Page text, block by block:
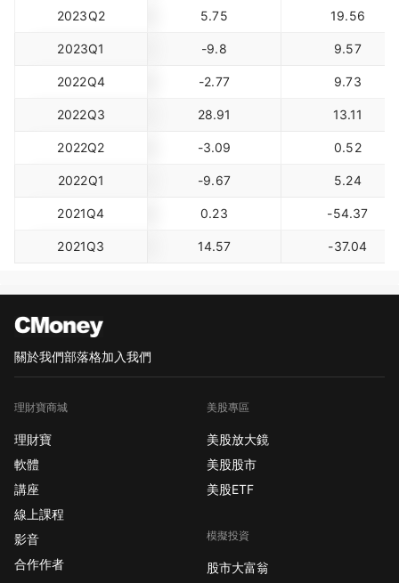
2023Q2 5.75 19.56
2023Q1 -9.8 9.57
2022Q4 -2.77 9.73
2022Q3 28.91 13.11
2022Q2 -3.09 0.52
2022Q1 -9.67 5.24
2021Q4 0.23 -54.37
2021Q3 14.57 -37.04
關於我們部落格加入我們
理財寶商城
理財寶
軟體
講座
線上課程
影音
合作作者
美股專區
美股放大鏡
美股股市
美股ETF
模擬投資
股市大富翁